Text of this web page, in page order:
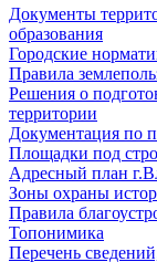
Документы
образования
Городские
Правила
Решения о
территории
Документация по
Площадки под
Адресный план
Зоны охраны
Правила
Топонимика
Перечень